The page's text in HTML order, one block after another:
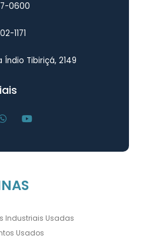
0600
1171
Índio Tibiriçá, 2149
Industriais Usadas
Usados